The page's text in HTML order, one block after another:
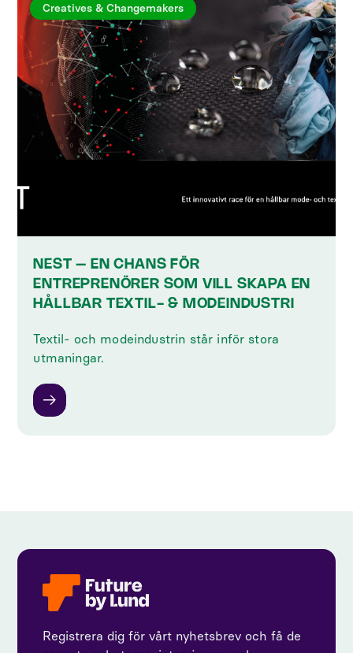
Creatives & Changemakers
NEST – EN CHANS FÖR
ENTREPRENÖRER ‍SOM VILL SKAPA EN
HÅLLBAR TEXTIL- & MODEINDUSTRI
‍Textil- och modeindustrin står inför stora
utmaningar.
Registrera dig för vårt nyhetsbrev och få de